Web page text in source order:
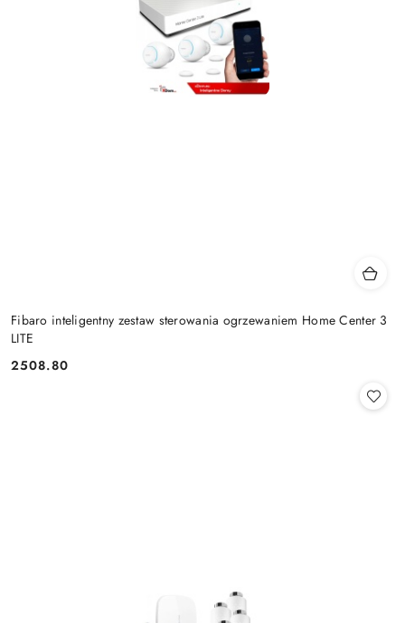
Fibaro inteligentny zestaw sterowania ogrzewaniem Home Center 3
LITE
Cena:
2508.80